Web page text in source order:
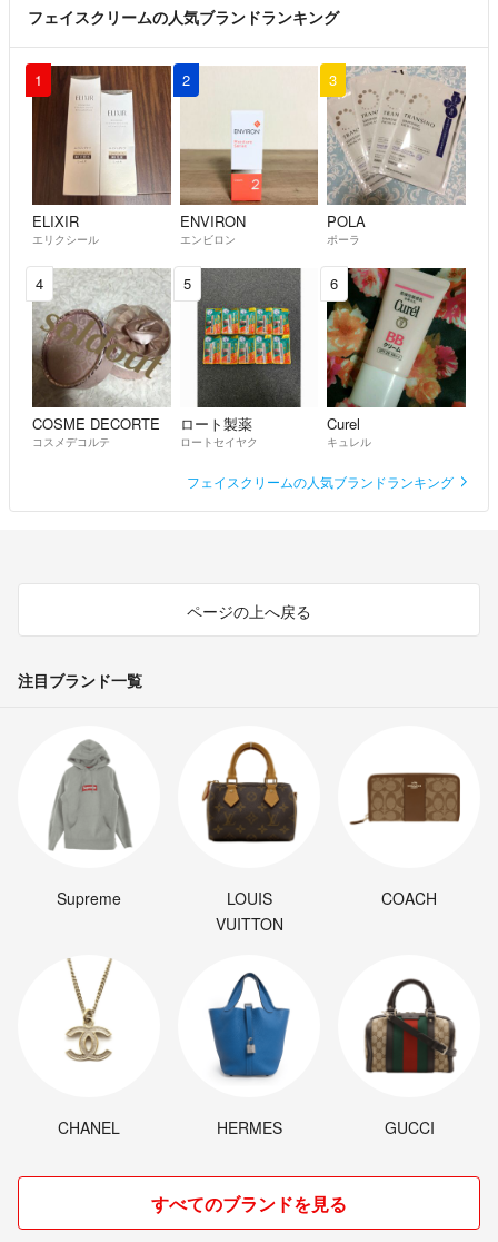
フェイスクリームの人気ブランドランキング
1
ELIXIR
エリクシール
2
ENVIRON
エンビロン
3
POLA
ポーラ
4
COSME DECORTE
コスメデコルテ
5
ロート製薬
ロートセイヤク
6
Curel
キュレル
フェイスクリームの人気ブランドランキング
ページの上へ戻る
注目ブランド一覧
Supreme
LOUIS
VUITTON
COACH
CHANEL HERMES GUCCI
すべてのブランドを見る